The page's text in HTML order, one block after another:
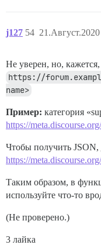
j127 54
Не уверен, но,
https://
name>
Пример: категория
https://
Чтобы получить JSON,
https://
Таким образом, в
используйте что-то
(Не проверено.)
3 лайка